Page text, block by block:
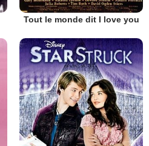
Tout le monde dit I love you